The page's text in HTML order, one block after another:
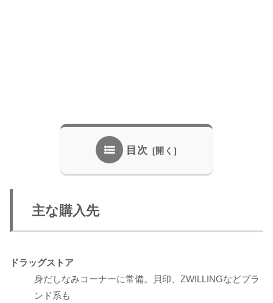
目次
主な購入先
ドラッグストア
身だしなみコーナーに常備。貝印、ZWILLINGなどブラ
ンド系も